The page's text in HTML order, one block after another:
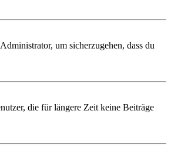
um sicherzugehen, dass du
die für längere Zeit keine Beiträge